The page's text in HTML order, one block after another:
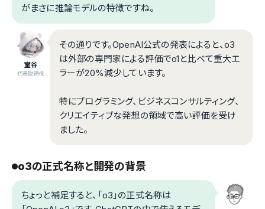
がまさに推論モデルの特徴ですね。
室谷
代表取締役
その通りです。OpenAI公式の発表によると、o3
は外部の専門家による評価でo1と比べて重大エ
ラーが20%減少しています。
特にプログラミング、ビジネスコンサルティング、
クリエイティブな発想の領域で高い評価を受け
ました。
o3の正式名称と開発の背景
ちょっと補足すると、「o3」の正式名称は